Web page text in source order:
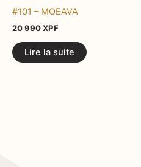
#101 – MOEAVA
20 990XPF
Lire la suite